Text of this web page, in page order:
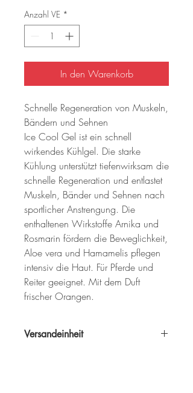
In den Warenkorb
Schnelle Regeneration von Muskeln,
Bändern und Sehnen
Ice Cool Gel ist ein schnell
wirkendes Kühlgel. Die starke
Kühlung unterstützt tiefenwirksam die
schnelle Regeneration und entlastet
Muskeln, Bänder und Sehnen nach
sportlicher Anstrengung. Die
enthaltenen Wirkstoffe Arnika und
Rosmarin fördern die Beweglichkeit,
Aloe vera und Hamamelis pflegen
intensiv die Haut. Für Pferde und
Reiter geeignet. Mit dem Duft
frischer Orangen.
Versandeinheit